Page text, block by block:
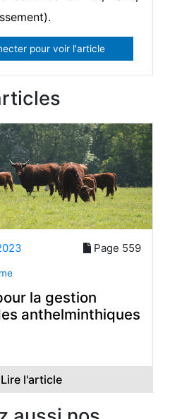
pour voir l'article
Page 559
la gestion
anthelminthiques
Lire l'article